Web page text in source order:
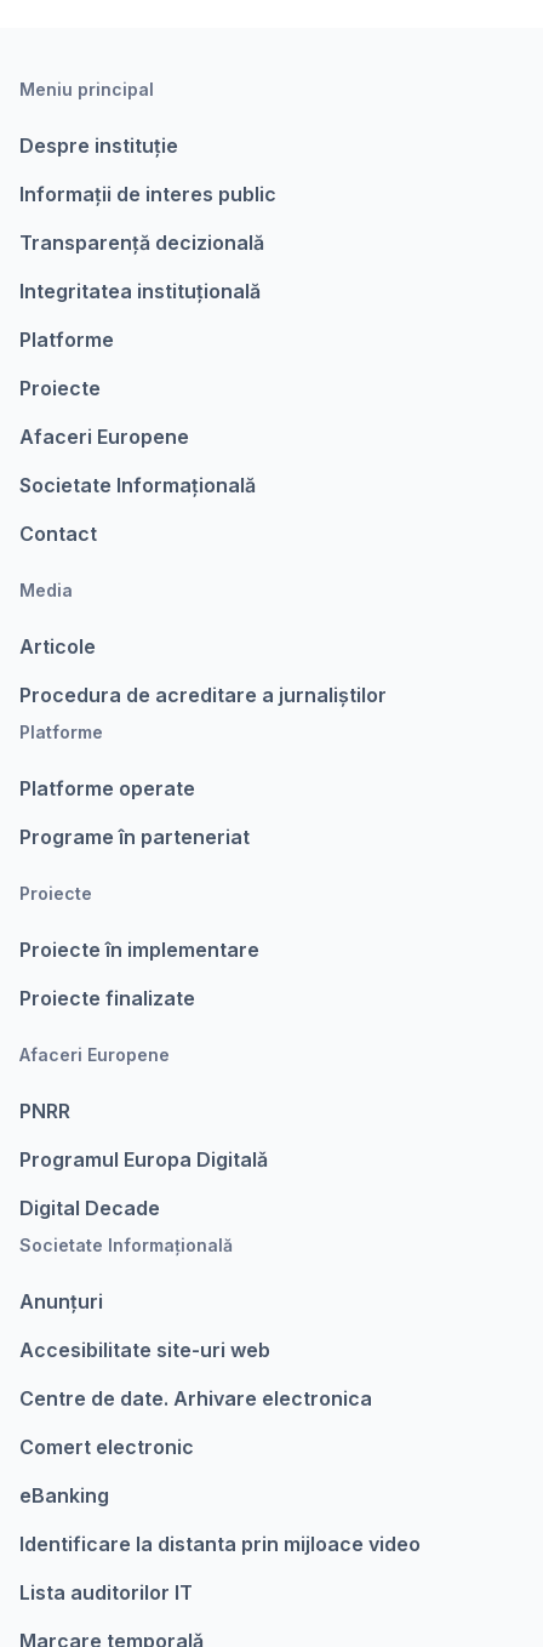
Meniu principal
Despre instituție
Informații de interes public
Transparență decizională
Integritatea instituțională
Platforme
Proiecte
Afaceri Europene
Societate Informațională
Contact
Media
Articole
Procedura de acreditare a jurnaliștilor
Platforme
Platforme operate
Programe în parteneriat
Proiecte
Proiecte în implementare
Proiecte finalizate
Afaceri Europene
PNRR
Programul Europa Digitalǎ
Digital Decade
Societate Informațională
Anunțuri
Accesibilitate site-uri web
Centre de date. Arhivare electronica
Comert electronic
eBanking
Identificare la distanta prin mijloace video
Lista auditorilor IT
Marcare temporalǎ